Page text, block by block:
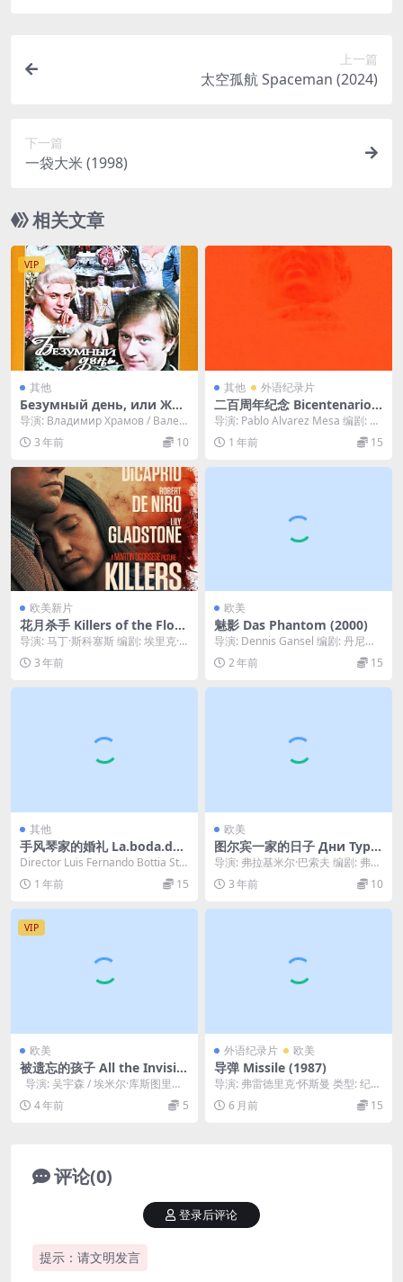
上一篇
太空孤航 Spaceman (2024)
下一篇
一袋大米 (1998)
相关文章
VIP
其他
Безумный день, или Жен
итьба Фигаро (1974)
导演: Владимир Храмов / Вален
тин Плучек 编剧...
3 年前 10
其他 外语纪录片
二百周年纪念 Bicentenario
(2024)
导演: Pablo Alvarez Mesa 编剧: Pa
blo Alvarez...
1 年前 15
欧美新片
花月杀手 Killers of the Flow
er Moon (2023)
导演: 马丁·斯科塞斯 编剧: 埃里克·
罗思 / 马丁·斯科塞斯 主演: 莱昂纳...
3 年前
欧美
魅影 Das Phantom (2000)
导演: Dennis Gansel 编剧: 丹尼斯·
甘塞尔 / Wolfgang...
2 年前 15
其他
手风琴家的婚礼 La.boda.del.
acordeonista.1986
Director Luis Fernando Bottia Sta
rs Oran...
1 年前 15
欧美
图尔宾一家的日子 Дни Турб
иных (1976)
导演: 弗拉基米尔·巴索夫 编剧: 弗拉
基米尔·巴索夫 / 米哈伊尔·A·布尔
加...3 年前 10
VIP
欧美
被遗忘的孩子 All the Invisibl
e Children (2005)
导演: 吴宇森 / 埃米尔·库斯图里
卡 / 斯派克·李 / Kát...
4 年前 5
外语纪录片 欧美
导弹 Missile (1987)
导演: 弗雷德里克·怀斯曼 类型: 纪录
片 制片国家/地区: 美国 语言: 英语...
6 月前 15
评论(0)
提示：请文明发言
登录后评论